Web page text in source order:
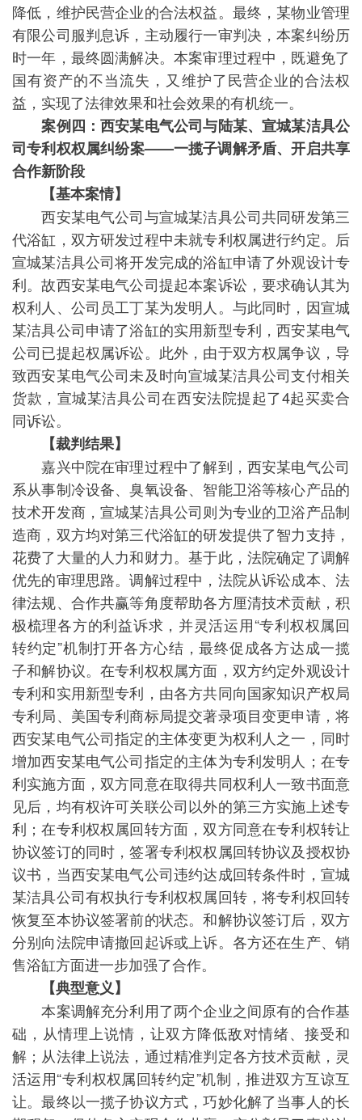
降低，维护民营企业的合法权益。最终，某物业管理
有限公司服判息诉，主动履行一审判决，本案纠纷历
时一年，最终圆满解决。本案审理过程中，既避免了
国有资产的不当流失，又维护了民营企业的合法权
益，实现了法律效果和社会效果的有机统一。
案例四：西安某电气公司与陆某、宣城某洁具公
司专利权权属纠纷案——一揽子调解矛盾、开启共享
合作新阶段
【基本案情】
西安某电气公司与宣城某洁具公司共同研发第三
代浴缸，双方研发过程中未就专利权属进行约定。后
宣城某洁具公司将开发完成的浴缸申请了外观设计专
利。故西安某电气公司提起本案诉讼，要求确认其为
权利人、公司员工丁某为发明人。与此同时，因宣城
某洁具公司申请了浴缸的实用新型专利，西安某电气
公司已提起权属诉讼。此外，由于双方权属争议，导
致西安某电气公司未及时向宣城某洁具公司支付相关
货款，宣城某洁具公司在西安法院提起了4起买卖合
同诉讼。
【裁判结果】
嘉兴中院在审理过程中了解到，西安某电气公司
系从事制冷设备、臭氧设备、智能卫浴等核心产品的
技术开发商，宣城某洁具公司则为专业的卫浴产品制
造商，双方均对第三代浴缸的研发提供了智力支持，
花费了大量的人力和财力。基于此，法院确定了调解
优先的审理思路。调解过程中，法院从诉讼成本、法
律法规、合作共赢等角度帮助各方厘清技术贡献，积
极梳理各方的利益诉求，并灵活运用“专利权权属回
转约定”机制打开各方心结，最终促成各方达成一揽
子和解协议。在专利权权属方面，双方约定外观设计
专利和实用新型专利，由各方共同向国家知识产权局
专利局、美国专利商标局提交著录项目变更申请，将
西安某电气公司指定的主体变更为权利人之一，同时
增加西安某电气公司指定的主体为专利发明人；在专
利实施方面，双方同意在取得共同权利人一致书面意
见后，均有权许可关联公司以外的第三方实施上述专
利；在专利权权属回转方面，双方同意在专利权转让
协议签订的同时，签署专利权权属回转协议及授权协
议书，当西安某电气公司违约达成回转条件时，宣城
某洁具公司有权执行专利权权属回转，将专利权回转
恢复至本协议签署前的状态。和解协议签订后，双方
分别向法院申请撤回起诉或上诉。各方还在生产、销
售浴缸方面进一步加强了合作。
【典型意义】
本案调解充分利用了两个企业之间原有的合作基
础，从情理上说情，让双方降低敌对情绪、接受和
解；从法律上说法，通过精准判定各方技术贡献，灵
活运用“专利权权属回转约定”机制，推进双方互谅互
让。最终以一揽子协议方式，巧妙化解了当事人的长